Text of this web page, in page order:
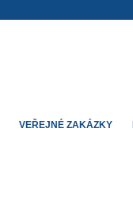
VEŘEJNÉ ZAKÁZKY